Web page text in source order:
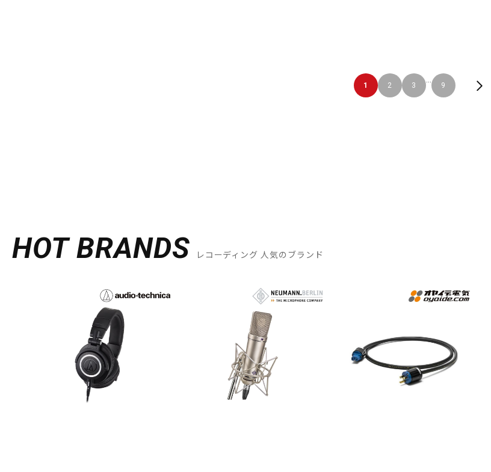
1 2 3
...
9
HOT BRANDS レコーディング 人気のブランド